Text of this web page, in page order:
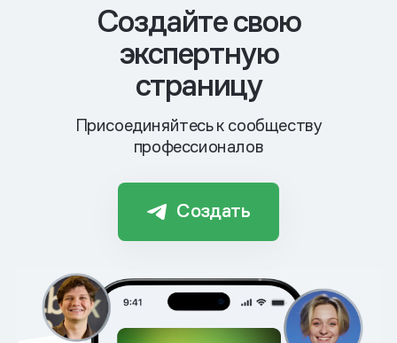
Cоздайте свою
экспертную
страницу
Присоединяйтесь к сообществу
профессионалов
Создать